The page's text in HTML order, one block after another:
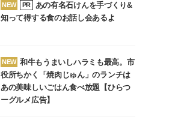
NEW PR
あの有名石けんを手づくり&
知って得する食のお話し会あるよ
NEW 和牛もうまいしハラミも最高。市
役所ちかく「焼肉じゅん」のランチは
あの美味しいごはん食べ放題【ひらつ
ーグルメ広告】